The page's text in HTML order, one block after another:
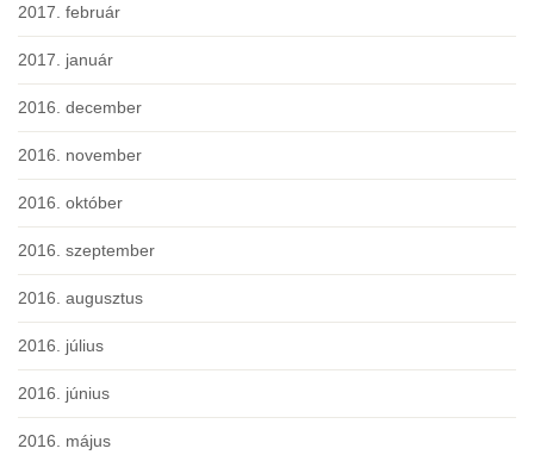
2017. február
2017. január
2016. december
2016. november
2016. október
2016. szeptember
2016. augusztus
2016. július
2016. június
2016. május